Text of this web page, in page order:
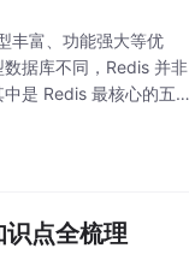
丰富、功能强大等优
据库不同，Redis 并非
是 Redis 最核心的五种
点全梳理